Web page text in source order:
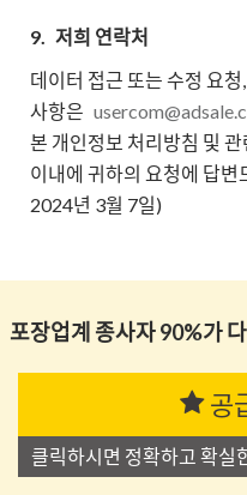
9. 저희 연락처
데이터 접근 또는 수정 요
사항은
본 개인정보 처리방침 및
이내에 귀하의 요청에 답
2024년 3월 7일)
포장업계 종사자 90%가
공
클릭하시면 정확하고 확실